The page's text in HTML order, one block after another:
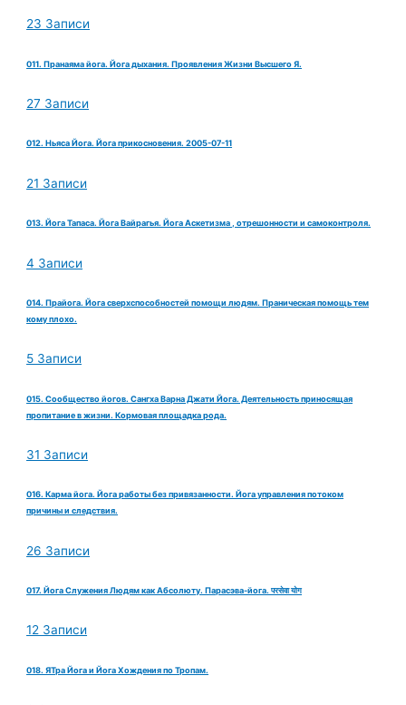
23 Записи
011. Пранаяма йога. Йога дыхания. Проявления Жизни Высшего Я.
27 Записи
012. Ньяса Йога. Йога прикосновения. 2005-07-11
21 Записи
013. Йога Тапаса. Йога Вайрагья. Йога Аскетизма , отрешонности и самоконтроля.
4 Записи
014. Прайога. Йога сверхспособностей помощи людям. Праническая помощь тем
кому плохо.
5 Записи
015. Сообщество йогов. Сангха Варна Джати Йога. Деятельность приносящая
пропитание в жизни. Кормовая площадка рода.
31 Записи
016. Карма йога. Йога работы без привязанности. Йога управления потоком
причины и следствия.
26 Записи
017. Йога Служения Людям как Абсолюту. Парасэва-йога. परसेवा योग
12 Записи
018. ЯТра Йога и Йога Хождения по Тропам.